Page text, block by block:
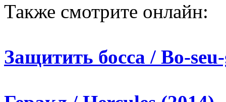
Также смотрите онлайн:
Защитить босса / Bo-